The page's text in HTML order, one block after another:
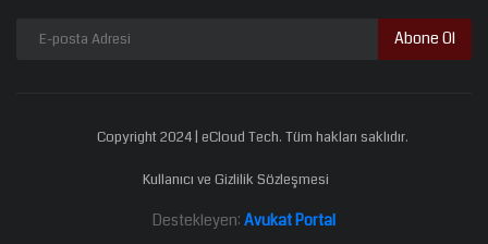
Abone Ol
Copyright 2024 | eCloud Tech. Tüm hakları saklıdır.
Kullanıcı ve Gizlilik Sözleşmesi
Destekleyen: Avukat Portal